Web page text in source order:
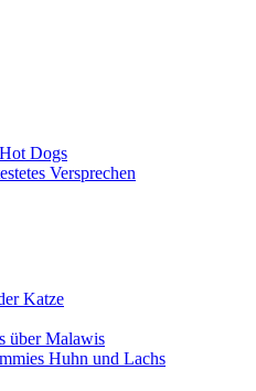
Dogs
Versprechen
Katze
über Malawis
Huhn und Lachs